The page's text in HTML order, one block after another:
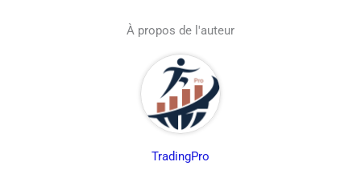
À propos de l'auteur
TradingPro